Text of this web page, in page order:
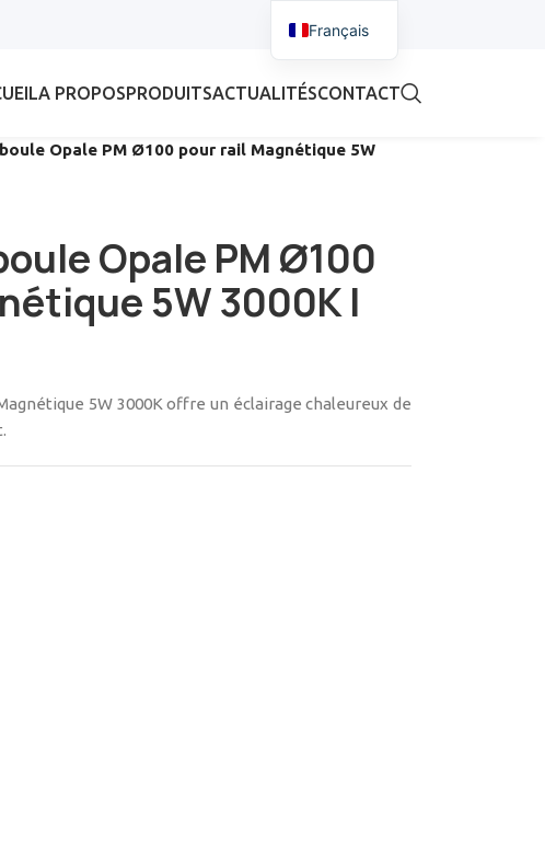
A PROPOSPRODUITSACTUALITÉSCONTACT
Opale PM Ø100 pour rail Magnétique 5W
Opale PM Ø100
5W 3000K |
5W 3000K offre un éclairage chaleureux de
Français